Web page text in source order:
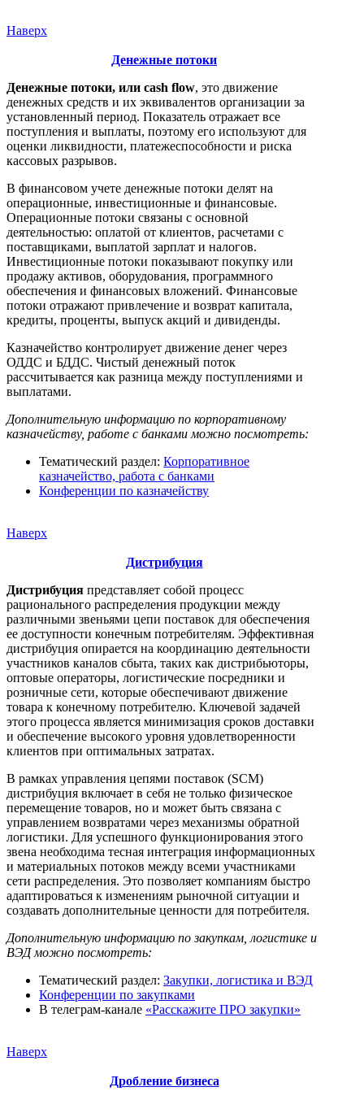
Наверх
Денежные потоки
Денежные потоки, или cash flow, это движение
денежных средств и их эквивалентов организации за
установленный период. Показатель отражает все
поступления и выплаты, поэтому его используют для
оценки ликвидности, платежеспособности и риска
кассовых разрывов.
В финансовом учете денежные потоки делят на
операционные, инвестиционные и финансовые.
Операционные потоки связаны с основной
деятельностью: оплатой от клиентов, расчетами с
поставщиками, выплатой зарплат и налогов.
Инвестиционные потоки показывают покупку или
продажу активов, оборудования, программного
обеспечения и финансовых вложений. Финансовые
потоки отражают привлечение и возврат капитала,
кредиты, проценты, выпуск акций и дивиденды.
Казначейство контролирует движение денег через
ОДДС и БДДС. Чистый денежный поток
рассчитывается как разница между поступлениями и
выплатами.
Дополнительную информацию по корпоративному
казначейству, работе с банками можно посмотреть:
Тематический раздел: Корпоративное
казначейство, работа с банками
Конференции по казначейству
Наверх
Дистрибуция
Дистрибуция представляет собой процесс
рационального распределения продукции между
различными звеньями цепи поставок для обеспечения
ее доступности конечным потребителям. Эффективная
дистрибуция опирается на координацию деятельности
участников каналов сбыта, таких как дистрибьюторы,
оптовые операторы, логистические посредники и
розничные сети, которые обеспечивают движение
товара к конечному потребителю. Ключевой задачей
этого процесса является минимизация сроков доставки
и обеспечение высокого уровня удовлетворенности
клиентов при оптимальных затратах.
В рамках управления цепями поставок (SCM)
дистрибуция включает в себя не только физическое
перемещение товаров, но и может быть связана с
управлением возвратами через механизмы обратной
логистики. Для успешного функционирования этого
звена необходима тесная интеграция информационных
и материальных потоков между всеми участниками
сети распределения. Это позволяет компаниям быстро
адаптироваться к изменениям рыночной ситуации и
создавать дополнительные ценности для потребителя.
Дополнительную информацию по закупкам, логистике и
ВЭД можно посмотреть:
Тематический раздел: Закупки, логистика и ВЭД
Конференции по закупками
В телеграм-канале «Расскажите ПРО закупки»
Наверх
Дробление бизнеса